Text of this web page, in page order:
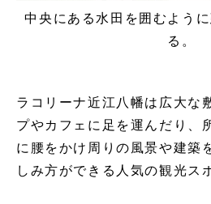
中央にある水田を囲むよう
る。
ラコリーナ近江八幡は広大な
プやカフェに足を運んだり、
に腰をかけ周りの風景や建築
しみ方ができる人気の観光ス